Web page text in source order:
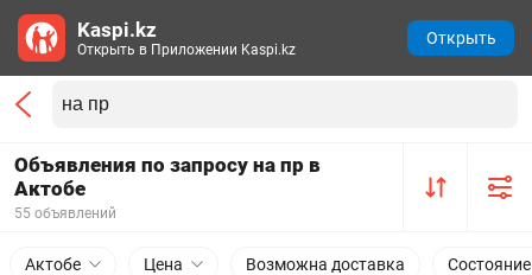
Объявления по запросу на пр в
Актобе
55 объявлений
Актобе Цена Возможна доставка Состояние
Kaspi.kz
Открыть в Приложении Kaspi.kz
Открыть